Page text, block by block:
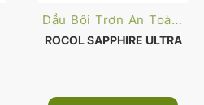
Dầu Bôi Trơn An Toàn Thực Phẩm
ROCOL SAPPHIRE ULTRA